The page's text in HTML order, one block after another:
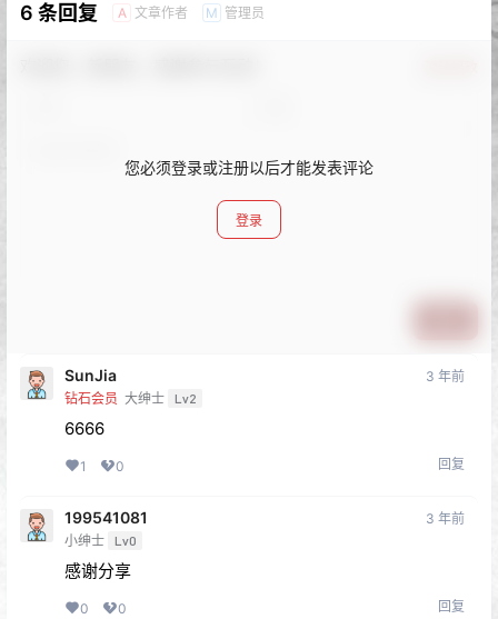
6 条回复 A 文章作者 M 管理员
您必须登录或注册以后才能发表评论
登录
SunJia
钻石会员 大绅士 Lv2
3 年前
6666
1 0 回复
199541081
小绅士 Lv0
3 年前
感谢分享
0 0 回复